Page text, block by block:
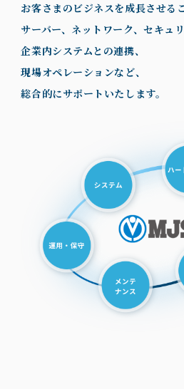
お客さまのビジネスを成長させる
サーバー、ネットワーク、セキュリ
企業内システムとの連携、
現場オペレーションなど、
総合的にサポートいたします。